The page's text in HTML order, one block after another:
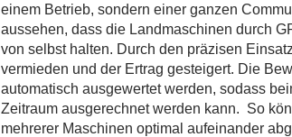
einem Betrieb, sondern einer ganzen
aussehen, dass die Landmaschinen durch
von selbst halten. Durch den präzisen
vermieden und der Ertrag gesteigert. Die
automatisch ausgewertet werden, sodass
Zeitraum ausgerechnet werden kann. So
mehrerer Maschinen optimal aufeinander